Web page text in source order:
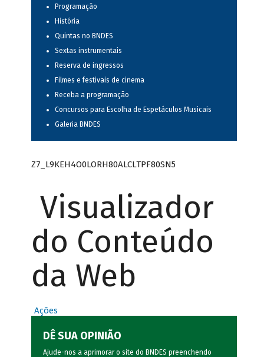
Programação
História
Quintas no BNDES
Sextas instrumentais
Reserva de ingressos
Filmes e festivais de cinema
Receba a programação
Concursos para Escolha de Espetáculos Musicais
Galeria BNDES
Z7_L9KEH4O0LORH80ALCLTPF80SN5
Visualizador
do Conteúdo
da Web
Ações
DÊ SUA OPINIÃO
Ajude-nos a aprimorar o site do BNDES preenchendo